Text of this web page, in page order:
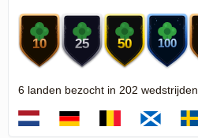
6 landen bezocht in 202 wedstrijden